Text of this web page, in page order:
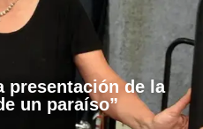
presentación de la
un paraíso”